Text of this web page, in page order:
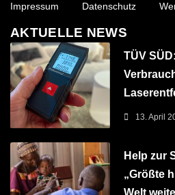
Impressum Datenschutz
AKTUELLE NEWS
TÜV
13. April
Help zur
„Größte
Welt